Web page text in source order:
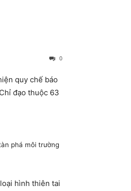
0
quy chế báo
đạo thuộc 63
phá môi trường
hình thiên tai